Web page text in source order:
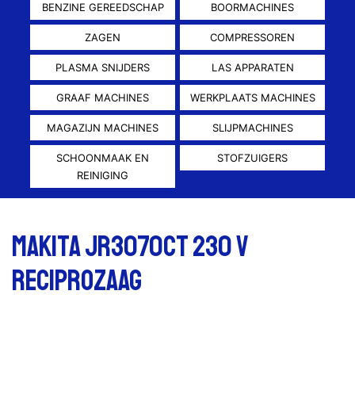
BENZINE GEREEDSCHAP BOORMACHINES
ZAGEN COMPRESSOREN
PLASMA SNIJDERS LAS APPARATEN
GRAAF MACHINES WERKPLAATS MACHINES
MAGAZIJN MACHINES SLIJPMACHINES
SCHOONMAAK EN
REINIGING
STOFZUIGERS
Makita JR3070CT 230 V
Reciprozaag